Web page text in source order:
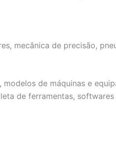
mecânica de precisão,
de máquinas e
de ferramentas,